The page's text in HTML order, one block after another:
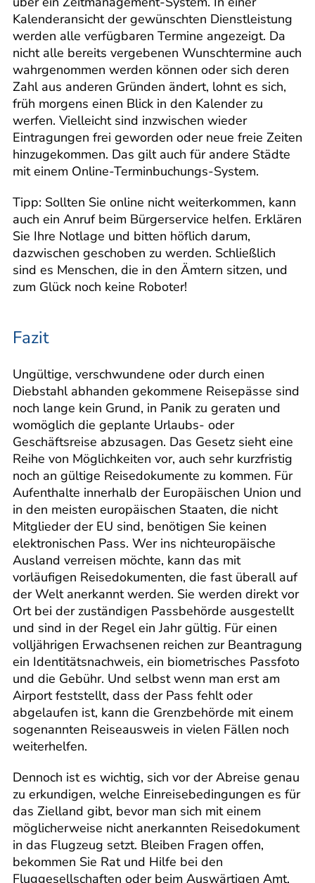
Kalenderansicht der gewünschten Dienstleistung
werden alle verfügbaren Termine angezeigt. Da
nicht alle bereits vergebenen Wunschtermine auch
wahrgenommen werden können oder sich deren
Zahl aus anderen Gründen ändert, lohnt es sich,
früh morgens einen Blick in den Kalender zu
werfen. Vielleicht sind inzwischen wieder
Eintragungen frei geworden oder neue freie Zeiten
hinzugekommen. Das gilt auch für andere Städte
mit einem Online-Terminbuchungs-System.
Tipp: Sollten Sie online nicht weiterkommen, kann
auch ein Anruf beim Bürgerservice helfen. Erklären
Sie Ihre Notlage und bitten höflich darum,
dazwischen geschoben zu werden. Schließlich
sind es Menschen, die in den Ämtern sitzen, und
zum Glück noch keine Roboter!
Fazit
Ungültige, verschwundene oder durch einen
Diebstahl abhanden gekommene Reisepässe sind
noch lange kein Grund, in Panik zu geraten und
womöglich die geplante Urlaubs- oder
Geschäftsreise abzusagen. Das Gesetz sieht eine
Reihe von Möglichkeiten vor, auch sehr kurzfristig
noch an gültige Reisedokumente zu kommen. Für
Aufenthalte innerhalb der Europäischen Union und
in den meisten europäischen Staaten, die nicht
Mitglieder der EU sind, benötigen Sie keinen
elektronischen Pass. Wer ins nichteuropäische
Ausland verreisen möchte, kann das mit
vorläufigen Reisedokumenten, die fast überall auf
der Welt anerkannt werden. Sie werden direkt vor
Ort bei der zuständigen Passbehörde ausgestellt
und sind in der Regel ein Jahr gültig. Für einen
volljährigen Erwachsenen reichen zur Beantragung
ein Identitätsnachweis, ein biometrisches Passfoto
und die Gebühr. Und selbst wenn man erst am
Airport feststellt, dass der Pass fehlt oder
abgelaufen ist, kann die Grenzbehörde mit einem
sogenannten Reiseausweis in vielen Fällen noch
weiterhelfen.
Dennoch ist es wichtig, sich vor der Abreise genau
zu erkundigen, welche Einreisebedingungen es für
das Zielland gibt, bevor man sich mit einem
möglicherweise nicht anerkannten Reisedokument
in das Flugzeug setzt. Bleiben Fragen offen,
bekommen Sie Rat und Hilfe bei den
Fluggesellschaften oder beim Auswärtigen Amt.